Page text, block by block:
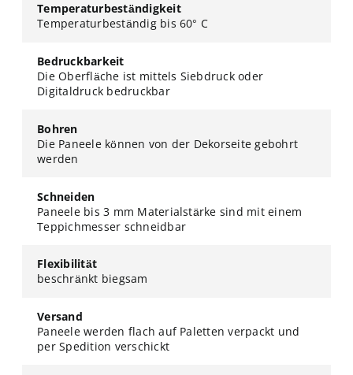
Temperaturbeständigkeit
Temperaturbeständig bis 60° C
Bedruckbarkeit
Die Oberfläche ist mittels Siebdruck oder
Digitaldruck bedruckbar
Bohren
Die Paneele können von der Dekorseite gebohrt
werden
Schneiden
Paneele bis 3 mm Materialstärke sind mit einem
Teppichmesser schneidbar
Flexibilität
beschränkt biegsam
Versand
Paneele werden flach auf Paletten verpackt und
per Spedition verschickt